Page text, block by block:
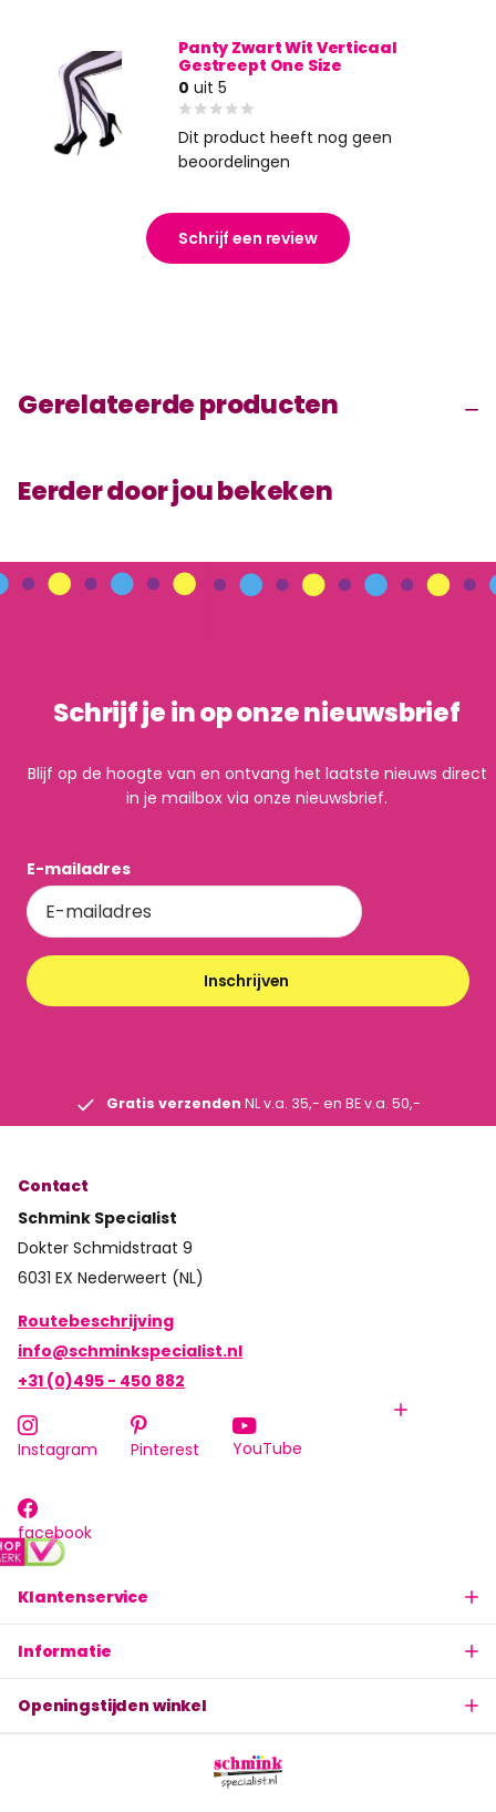
Panty Zwart Wit Verticaal
Gestreept One Size
0 uit 5
Dit product heeft nog geen
beoordelingen
Schrijf een review
Gerelateerde producten
Eerder door jou bekeken
Schrijf je in op onze nieuwsbrief
Blijf op de hoogte van en ontvang het laatste nieuws direct
in je mailbox via onze nieuwsbrief.
E-mailadres
Inschrijven
Gratis verzenden NL v.a. 35,- en BE v.a. 50,-
Klantenservice
Informatie
Openingstijden winkel
Contact
Schmink Specialist
Dokter Schmidstraat 9
6031 EX Nederweert (NL)
Routebeschrijving
info@schminkspecialist.nl
+31 (0)495 - 450 882
Instagram Pinterest YouTube
facebook